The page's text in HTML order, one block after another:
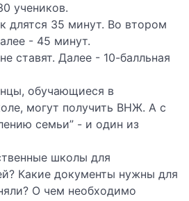
учеников.
длятся 35 минут. Во втором
- 45 минут.
ставят. Далее - 10-балльная
обучающиеся в
могут получить ВНЖ. А с
семьи” - и один из
школы для
Какие документы нужны для
О чем необходимо